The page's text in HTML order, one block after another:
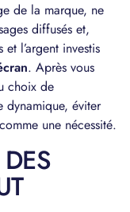
de la marque, ne
diffusés et,
l’argent investis
. Après vous
choix de
dynamique, éviter
une nécessité.